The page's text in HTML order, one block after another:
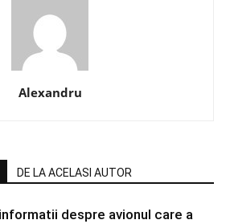
Alexandru
DE LA ACELASI AUTOR
despre avionul care a